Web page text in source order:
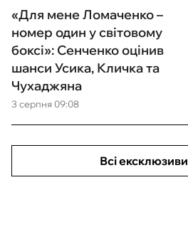
3 серпня 09:08
«Для мене Ломаченко –
номер один у світовому
боксі»: Сенченко оцінив
шанси Усика, Кличка та
Чухаджяна
Всі ексклюзиви